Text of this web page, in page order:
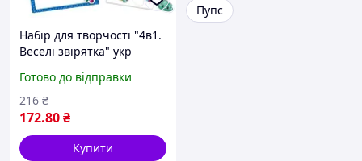
Набір для творчості "4в1.
Веселі звірятка" укр
Готово до відправки
172.80₴
216 ₴
Купити
Пупс